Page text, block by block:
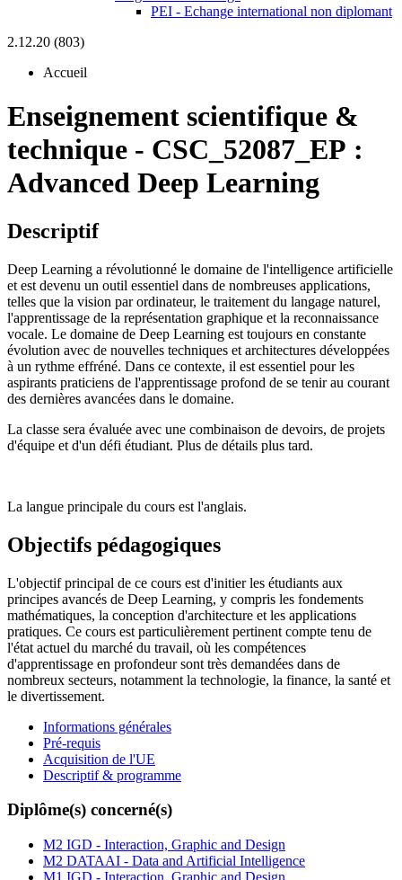
PEI - Echange international non diplomant
2.12.20 (803)
Accueil
Enseignement scientifique &
technique - CSC_52087_EP :
Advanced Deep Learning
Descriptif
Deep Learning a révolutionné le domaine de l'intelligence artificielle
et est devenu un outil essentiel dans de nombreuses applications,
telles que la vision par ordinateur, le traitement du langage naturel,
l'apprentissage de la représentation graphique et la reconnaissance
vocale. Le domaine de Deep Learning est toujours en constante
évolution avec de nouvelles techniques et architectures développées
à un rythme effréné. Dans ce contexte, il est essentiel pour les
aspirants praticiens de l'apprentissage profond de se tenir au courant
des dernières avancées dans le domaine.
La classe sera évaluée avec une combinaison de devoirs, de projets
d'équipe et d'un défi étudiant. Plus de détails plus tard.
La langue principale du cours est l'anglais.
Objectifs pédagogiques
L'objectif principal de ce cours est d'initier les étudiants aux
principes avancés de Deep Learning, y compris les fondements
mathématiques, la conception d'architecture et les applications
pratiques. Ce cours est particulièrement pertinent compte tenu de
l'état actuel du marché du travail, où les compétences
d'apprentissage en profondeur sont très demandées dans de
nombreux secteurs, notamment la technologie, la finance, la santé et
le divertissement.
Informations générales
Pré-requis
Acquisition de l'UE
Descriptif & programme
Diplôme(s) concerné(s)
M2 IGD - Interaction, Graphic and Design
M2 DATAAI - Data and Artificial Intelligence
M1 IGD - Interaction, Graphic and Design